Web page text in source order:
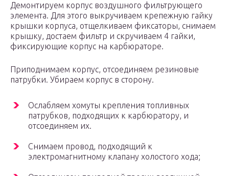
Демонтируем корпус воздушного фильтрующего
элемента. Для этого выкручиваем крепежную гайку
крышки корпуса, отщелкиваем фиксаторы, снимаем
крышку, достаем фильтр и скручиваем 4 гайки,
фиксирующие корпус на карбюраторе.
Приподнимаем корпус, отсоединяем резиновые
патрубки. Убираем корпус в сторону.
Ослабляем хомуты крепления топливных
патрубков, подходящих к карбюратору, и
отсоединяем их.
Снимаем провод, подходящий к
электромагнитному клапану холостого хода;